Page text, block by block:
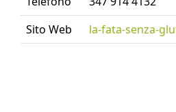
Sito Web
la-fata-senza-